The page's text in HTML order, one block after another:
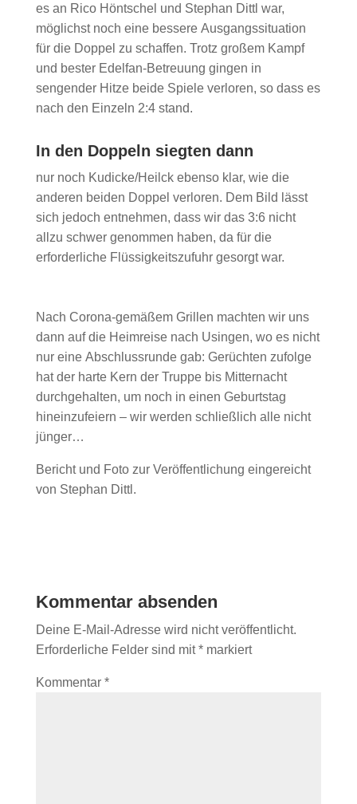
es an Rico Höntschel und Stephan Dittl war,
möglichst noch eine bessere Ausgangssituation
für die Doppel zu schaffen. Trotz großem Kampf
und bester Edelfan-Betreuung gingen in
sengender Hitze beide Spiele verloren, so dass es
nach den Einzeln 2:4 stand.
In den Doppeln siegten dann
nur noch Kudicke/Heilck ebenso klar, wie die
anderen beiden Doppel verloren. Dem Bild lässt
sich jedoch entnehmen, dass wir das 3:6 nicht
allzu schwer genommen haben, da für die
erforderliche Flüssigkeitszufuhr gesorgt war.
Nach Corona-gemäßem Grillen machten wir uns
dann auf die Heimreise nach Usingen, wo es nicht
nur eine Abschlussrunde gab: Gerüchten zufolge
hat der harte Kern der Truppe bis Mitternacht
durchgehalten, um noch in einen Geburtstag
hineinzufeiern – wir werden schließlich alle nicht
jünger…
Bericht und Foto zur Veröffentlichung eingereicht
von Stephan Dittl.
Kommentar absenden
Deine E-Mail-Adresse wird nicht veröffentlicht.
Erforderliche Felder sind mit*markiert
Kommentar *